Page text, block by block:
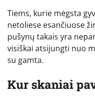
Tiems, kurie mėgsta
netoliese esančiuose
pušynų takais yra
visiškai atsijungti nuo
su gamta.
Kur skaniai